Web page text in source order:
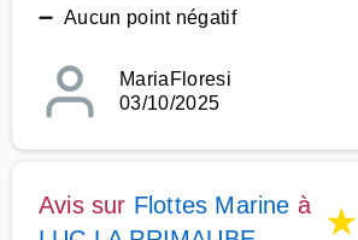
➖ Aucun point négatif
MariaFloresi
03/10/2025
Avis sur Flottes Marine à ★